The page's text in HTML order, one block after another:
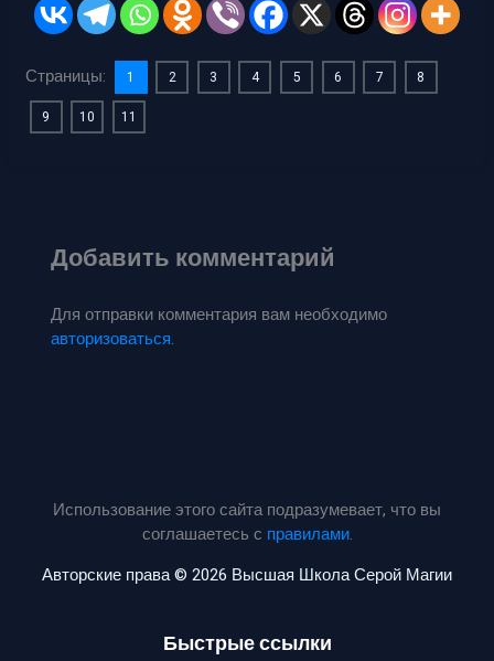
Страницы: 1 2 3 4 5 6 7
8
9
10 11
Добавить комментарий
Для отправки комментария вам необходимо
авторизоваться.
Использование этого сайта подразумевает, что вы
соглашаетесь с правилами.
Авторские права © 2026 Высшая Школа Серой Магии
Быстрые ссылки